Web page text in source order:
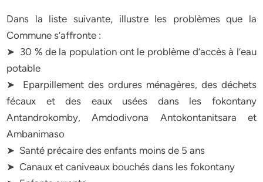
Dans la liste suivante, illustre les problèmes que la
Commune s’affronte :
➤ 30 % de la population ont le problème d’accès à l’eau
potable
➤ Eparpillement des ordures ménagères, des déchets
fécaux et des eaux usées dans les fokontany
Antandrokomby, Amdodivona Antokontanitsara et
Ambanimaso
➤ Santé précaire des enfants moins de 5 ans
➤ Canaux et caniveaux bouchés dans les fokontany